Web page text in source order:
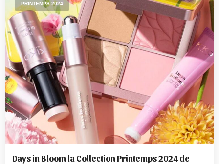
PRINTEMPS 2024
Days in Bloom la Collection Printemps 2024 de